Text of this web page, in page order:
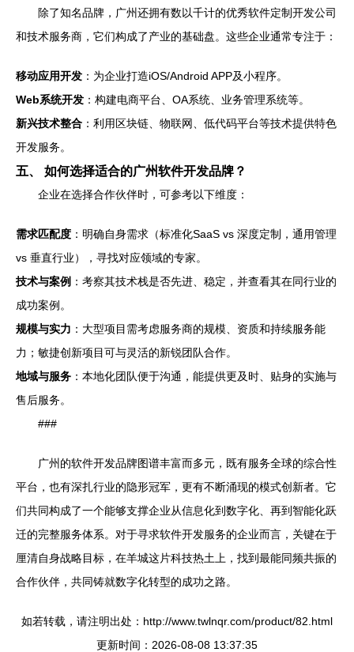
除了知名品牌，广州还拥有数以千计的优秀软件定制开发公司
和技术服务商，它们构成了产业的基础盘。这些企业通常专注于：
移动应用开发 ：为企业打造iOS/Android APP及小程序。
Web系统开发 ：构建电商平台、OA系统、业务管理系统等。
新兴技术整合 ：利用区块链、物联网、低代码平台等技术提供特色
开发服务。
五、 如何选择适合的广州软件开发品牌？
企业在选择合作伙伴时，可参考以下维度：
需求匹配度 ：明确自身需求（标准化SaaS vs 深度定制，通用管理
vs 垂直行业），寻找对应领域的专家。
技术与案例 ：考察其技术栈是否先进、稳定，并查看其在同行业的
成功案例。
规模与实力 ：大型项目需考虑服务商的规模、资质和持续服务能
力；敏捷创新项目可与灵活的新锐团队合作。
地域与服务 ：本地化团队便于沟通，能提供更及时、贴身的实施与
售后服务。
###
广州的软件开发品牌图谱丰富而多元，既有服务全球的综合性
平台，也有深扎行业的隐形冠军，更有不断涌现的模式创新者。它
们共同构成了一个能够支撑企业从信息化到数字化、再到智能化跃
迁的完整服务体系。对于寻求软件开发服务的企业而言，关键在于
厘清自身战略目标，在羊城这片科技热土上，找到最能同频共振的
合作伙伴，共同铸就数字化转型的成功之路。
如若转载，请注明出处：http://www.twlnqr.com/product/82.html
更新时间：2026-08-08 13:37:35